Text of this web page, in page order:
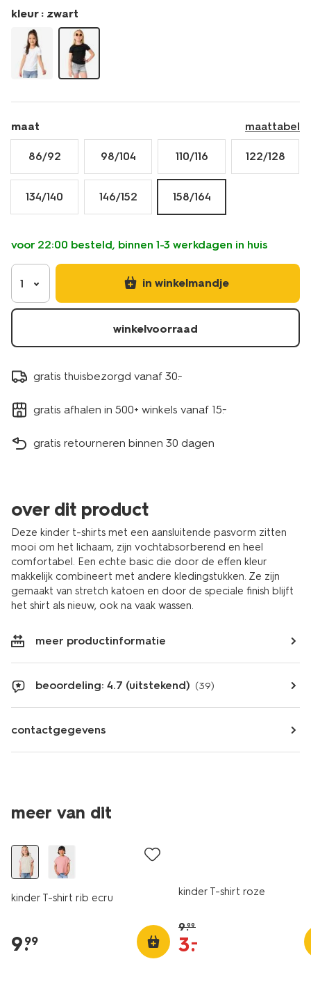
shirts-
biologisch-
katoen-
-2-
stuks-
kleur : zwart
maat maattabel
86/92 98/104 110/116 122/128
134/140 146/152 158/164
voor 22:00 besteld, binnen 1-3 werkdagen in huis
1 in winkelmandje
winkelvoorraad
gratis thuisbezorgd vanaf 30.-
gratis afhalen in 500+ winkels vanaf 15.-
gratis retourneren binnen 30 dagen
over dit product
Deze kinder t-shirts met een aansluitende pasvorm zitten
mooi om het lichaam, zijn vochtabsorberend en heel
comfortabel. Een echte basic die door de effen kleur
makkelijk combineert met andere kledingstukken. Ze zijn
gemaakt van stretch katoen en door de speciale finish blijft
het shirt als nieuw, ook na vaak wassen.
meer productinformatie
beoordeling: 4.7 (uitstekend) (39)
contactgegevens
meer van dit
nieuw
kinder T-shirt rib ecru
9.
99
kinder T-shirt roze
9.99
3.
–